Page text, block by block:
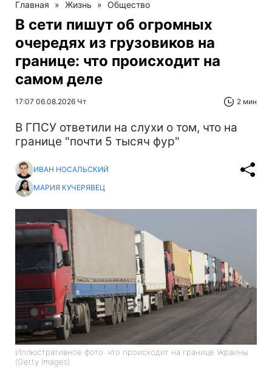
Главная » Жизнь » Общество
В сети пишут об огромных
очередях из грузовиков на
границе: что происходит на
самом деле
17:07 06.08.2026 Чт 2 мин
В ГПСУ ответили на слухи о том, что на
границе "почти 5 тысяч фур"
ИВАН НОСАЛЬСКИЙ
МАРИЯ КУЧЕРЯВЕЦ
Иллюстративное фото: что происходит на границе Украины
(Getty Images)